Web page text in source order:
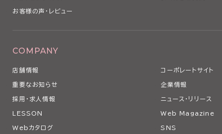
お客様の声・レビュー
COMPANY
店舗情報 コーポレートサイト
重要なお知らせ 企業情報
採用・求人情報 ニュース・リリース
LESSON Web Magazine
Webカタログ SNS